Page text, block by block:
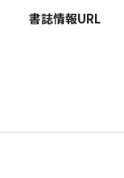
書誌情報URL